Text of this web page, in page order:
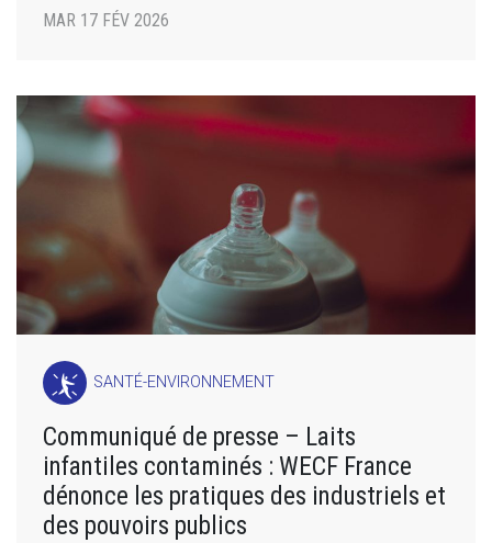
MAR 17 FÉV 2026
SANTÉ-ENVIRONNEMENT
Communiqué de presse – Laits
infantiles contaminés : WECF France
dénonce les pratiques des industriels et
des pouvoirs publics